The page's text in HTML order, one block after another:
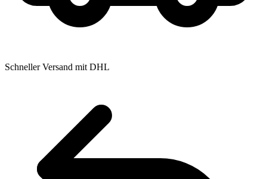
Schneller Versand mit DHL